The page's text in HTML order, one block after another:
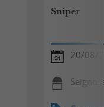
Sniper
20/08/